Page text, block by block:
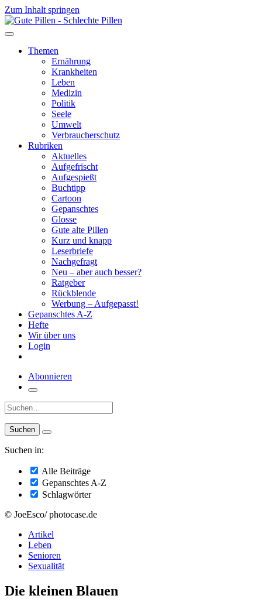
Zum Inhalt springen
Themen
Ernährung
Krankheiten
Leben
Medizin
Politik
Seele
Umwelt
Verbraucherschutz
Rubriken
Aktuelles
Aufgefrischt
Aufgespießt
Buchtipp
Cartoon
Gepanschtes
Glosse
Gute alte Pillen
Kurz und knapp
Leserbriefe
Nachgefragt
Neu – aber auch besser?
Ratgeber
Rückblende
Werbung – Aufgepasst!
Gepanschtes A-Z
Hefte
Wir über uns
Login
Abonnieren
Suche:
Suchen in:
Alle Beiträge
Gepanschtes A-Z
Schlagwörter
© JoeEsco/ photocase.de
Artikel
Leben
Senioren
Sexualität
Die kleinen Blauen